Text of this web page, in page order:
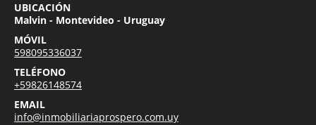
UBICACIÓN
Malvin - Montevideo - Uruguay
MÓVIL
598095336037
TELÉFONO
+59826148574
EMAIL
info@inmobiliariaprospero.com.uy